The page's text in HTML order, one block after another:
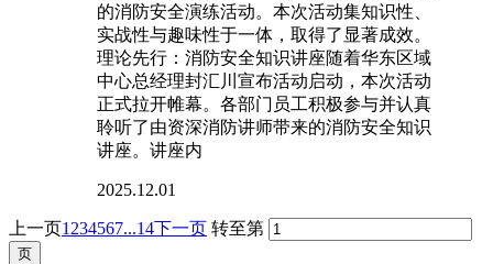
的消防安全演练活动。本次活动集知识性、
实战性与趣味性于一体，取得了显著成效。
理论先行：消防安全知识讲座随着华东区域
中心总经理封汇川宣布活动启动，本次活动
正式拉开帷幕。各部门员工积极参与并认真
聆听了由资深消防讲师带来的消防安全知识
讲座。讲座内
2025.12.01
上一页1 234567...14下一页 转至第